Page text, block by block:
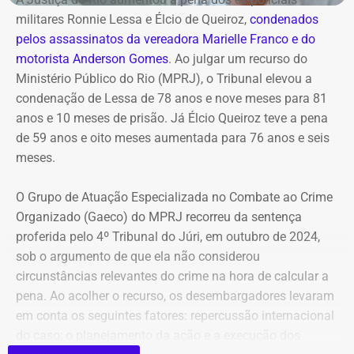
o decreto entra em vigor imediatamente e segue os
princípios da continuidade do serviço público, eficiência,
governança e desenvolvimento sustentável.
COM FÁBIO MARTINS
militares Ronnie Lessa e Élcio de Queiroz, condenados
pelos assassinatos da vereadora Marielle Franco e do
motorista Anderson Gomes. Ao julgar um recurso do
Ministério Público do Rio (MPRJ), o Tribunal elevou a
condenação de Lessa de 78 anos e nove meses para 81
anos e 10 meses de prisão. Já Élcio Queiroz teve a pena
de 59 anos e oito meses aumentada para 76 anos e seis
meses.
O Grupo de Atuação Especializada no Combate ao Crime
Organizado (Gaeco) do MPRJ recorreu da sentença
proferida pelo 4º Tribunal do Júri, em outubro de 2024,
sob o argumento de que ela não considerou
circunstâncias relevantes do crime na hora de calcular a
pena. Ao acolher o recurso, os desembargadores levaram
em conta os seguintes fatores: repercussão internacional